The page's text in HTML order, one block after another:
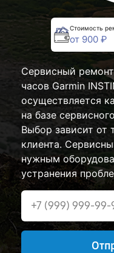
Стоимость
от 900 ₽
Сервисный
часов Garmin
осуществляется
на базе
Выбор зависит от
клиента.
нужным
устранения